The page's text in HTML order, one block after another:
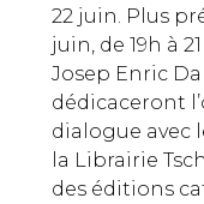
22 juin. Plus
juin, de 19h à
Josep Enric
dédicaceront
dialogue avec
la Librairie
des éditions